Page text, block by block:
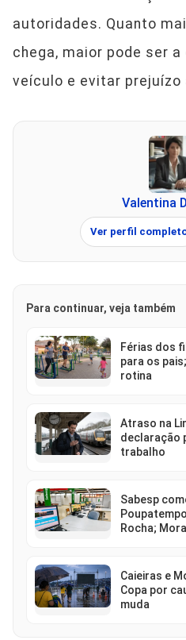
autoridades. Quanto
chega, maior pode ser
veículo e evitar prejuízo
Valentina
Ver perfil
Para continuar, veja também
Férias dos
para os
rotina
Atraso na
declaração
trabalho
Sabesp
Rocha;
Caieiras e
Copa por
muda